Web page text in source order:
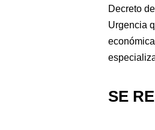
Decreto
Urgencia
SE